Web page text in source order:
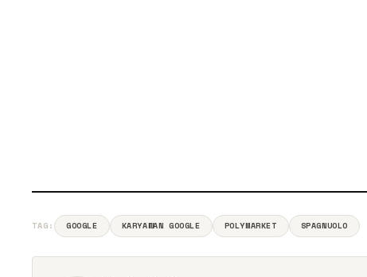
TAG: GOOGLE KARYAWAN GOOGLE POLYMARKET SPAGNUOLO